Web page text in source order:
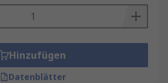
Hinzufügen
Datenblätter